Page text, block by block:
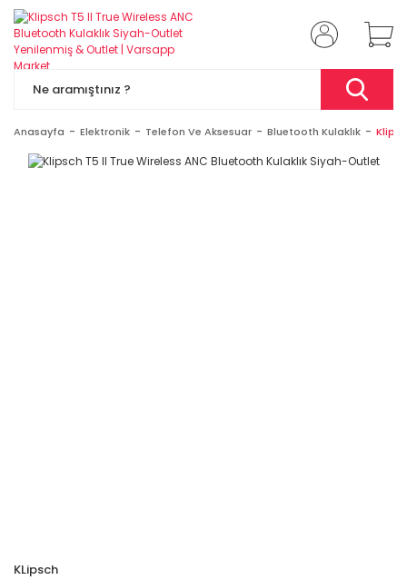
Anasayfa Elektronik Telefon Ve Aksesuar Bluetooth Kulaklık
KLipsch